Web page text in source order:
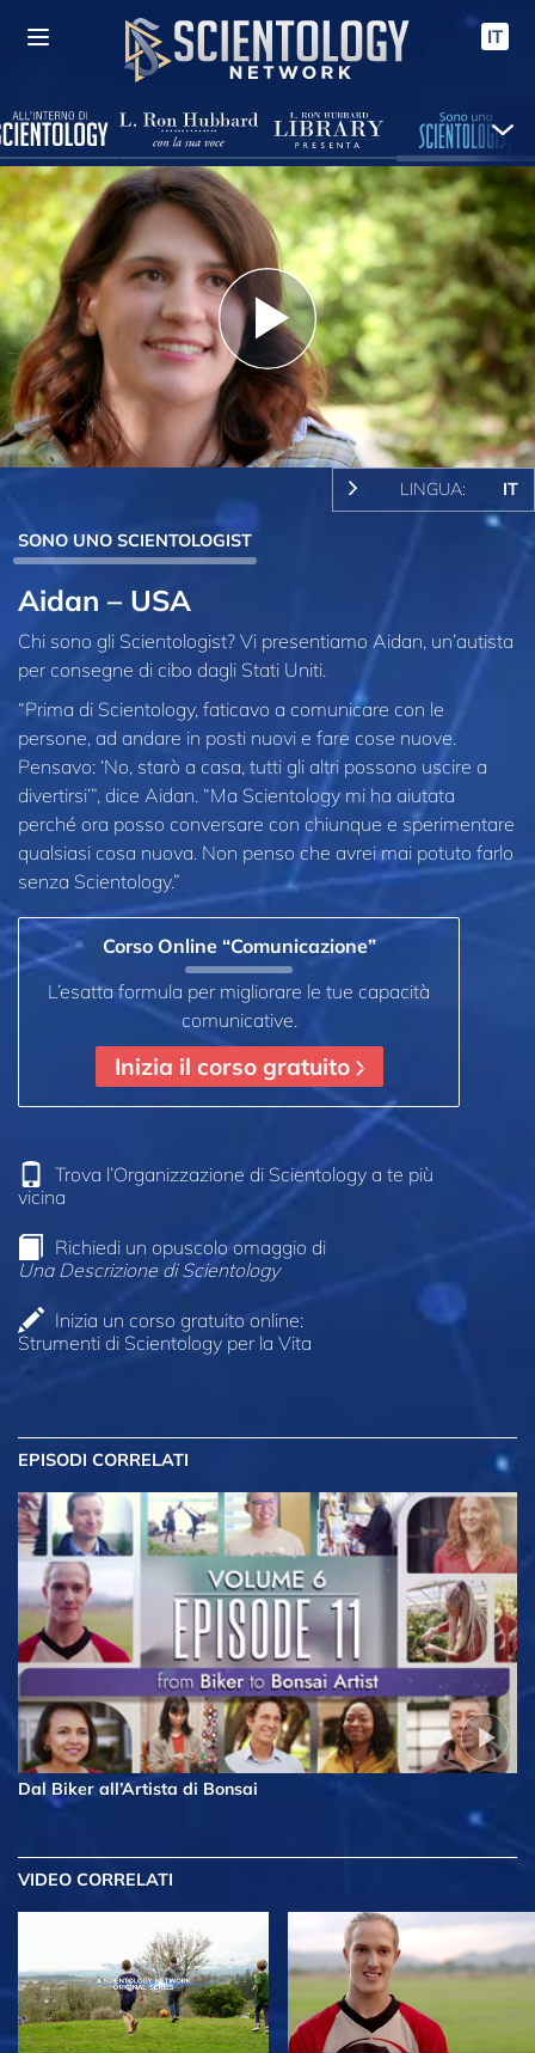
IT
Play
Video
LINGUA: IT
SONO UNO SCIENTOLOGIST
Aidan – USA
Chi sono gli Scientologist? Vi presentiamo Aidan, un’autista
per consegne di cibo dagli Stati Uniti.
“Prima di Scientology, faticavo a comunicare con le
persone, ad andare in posti nuovi e fare cose nuove.
Pensavo: ‘No, starò a casa, tutti gli altri possono uscire a
divertirsi’”, dice Aidan. “Ma Scientology mi ha aiutata
perché ora posso conversare con chiunque e sperimentare
qualsiasi cosa nuova. Non penso che avrei mai potuto farlo
senza Scientology.”
Corso Online “Comunicazione”
L’esatta formula per migliorare le tue capacità
comunicative.
Inizia il corso gratuito
Trova l’Organizzazione di Scientology a te più
vicina
Richiedi un opuscolo omaggio di
Una Descrizione di Scientology
Inizia un corso gratuito online:
Strumenti di Scientology per la Vita
EPISODI CORRELATI
Dal Biker all’Artista di Bonsai
VIDEO CORRELATI